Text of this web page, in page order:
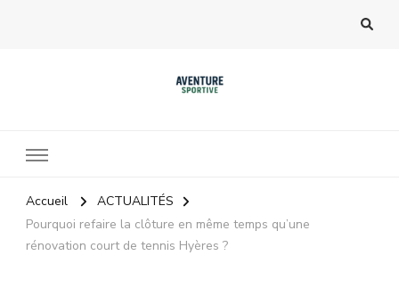
Accueil
ACTUALITÉS
Pourquoi refaire la clôture en même temps qu’une
rénovation court de tennis Hyères ?